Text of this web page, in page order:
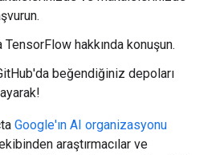
hakkında konuşun.
beğendiğiniz depoları
Google'ın AI organizasyonu
araştırmacılar ve